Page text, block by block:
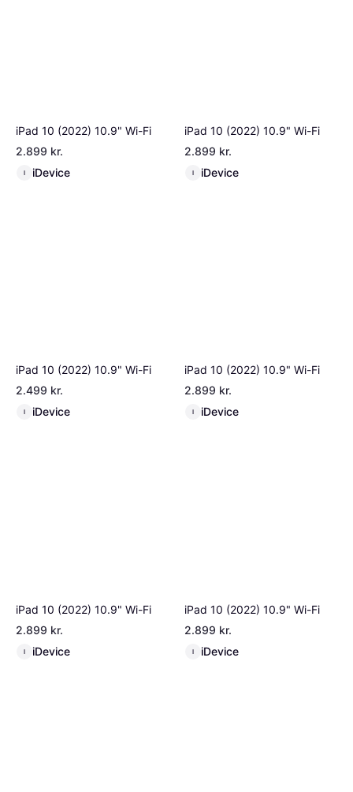
iPad 10 (2022) 10.9" Wi-Fi
2.899 kr.
I iDevice
iPad 10 (2022) 10.9" Wi-Fi
2.899 kr.
I iDevice
iPad 10 (2022) 10.9" Wi-Fi
2.499 kr.
I iDevice
iPad 10 (2022) 10.9" Wi-Fi
2.899 kr.
I iDevice
iPad 10 (2022) 10.9" Wi-Fi
2.899 kr.
I iDevice
iPad 10 (2022) 10.9" Wi-Fi
2.899 kr.
I iDevice